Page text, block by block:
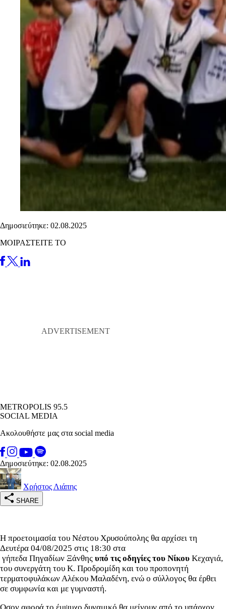
Δημοσιεύτηκε: 02.08.2025
ΜΟΙΡΑΣΤΕΙΤΕ ΤΟ
METROPOLIS 95.5
SOCIAL MEDIA
Ακολουθήστε μας στα social media
Δημοσιεύτηκε: 02.08.2025
Χρήστος Λιάπης
SHARE
Η προετοιμασία του Νέστου Χρυσούπολης θα αρχίσει τη
Δευτέρα 04/08/2025 στις 18:30 στα
γήπεδα Πηγαδίων Ξάνθης υπό τις οδηγίες του Νίκου Κεχαγιά,
του συνεργάτη του Κ. Προδρομίδη και του προπονητή
τερματοφυλάκων Αλέκου Μαλαδένη, ενώ ο σύλλογος θα έρθει
σε συμφωνία και με γυμναστή.